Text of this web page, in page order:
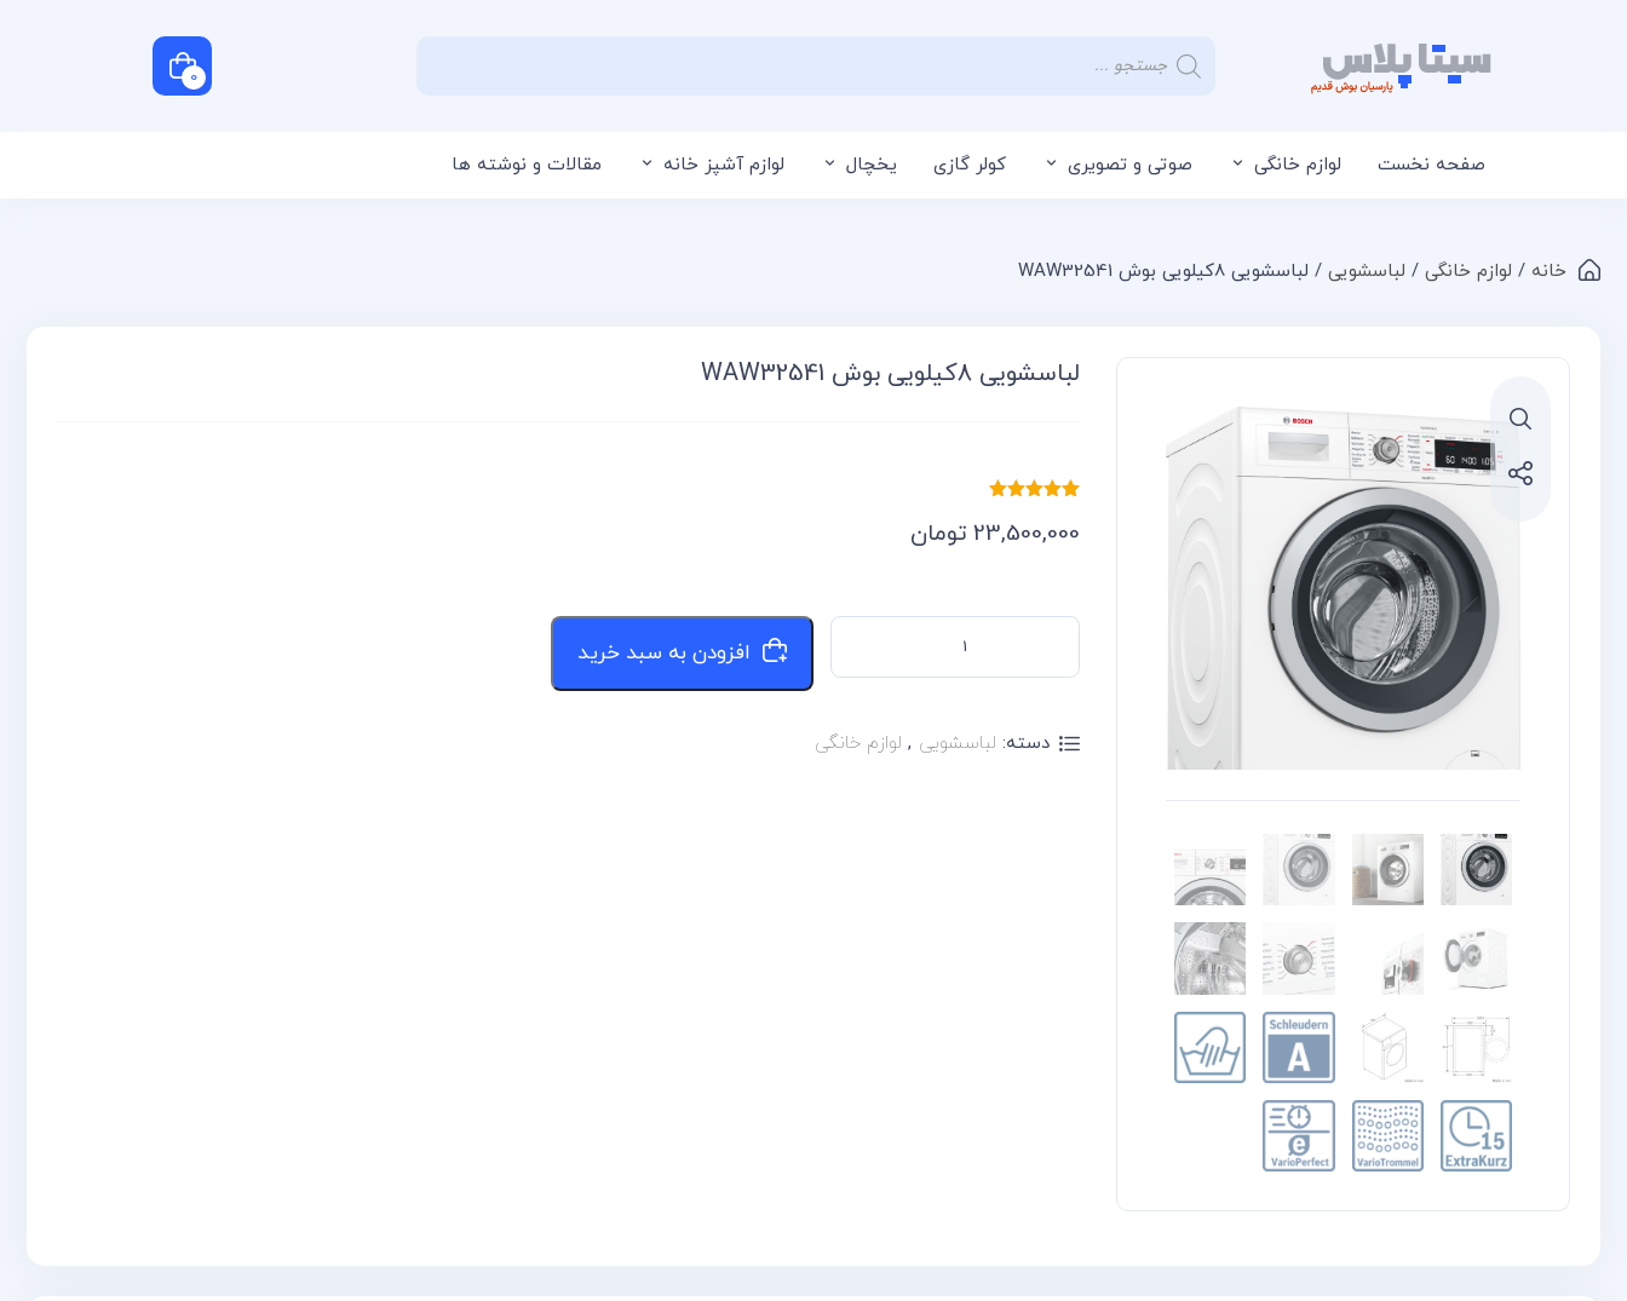
0
صفحه نخست لوازم خانگی صوتی و تصویری کولر گازی یخچال لوازم آشپز خانه مقالات و نوشته ها
خانه / لوازم خانگی / لباسشویی / لباسشویی 8کیلویی بوش WAW32541
لباسشویی 8کیلویی بوش WAW32541
5.00
از 5
23,500,000 تومان
افزودن به سبد خرید
دسته: لباسشویی , لوازم خانگی